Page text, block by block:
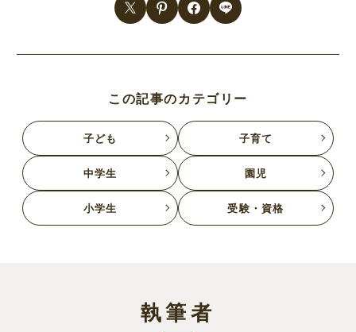
この記事のカテゴリー
子ども 子育て
中学生 園児
小学生 受験・資格
執筆者